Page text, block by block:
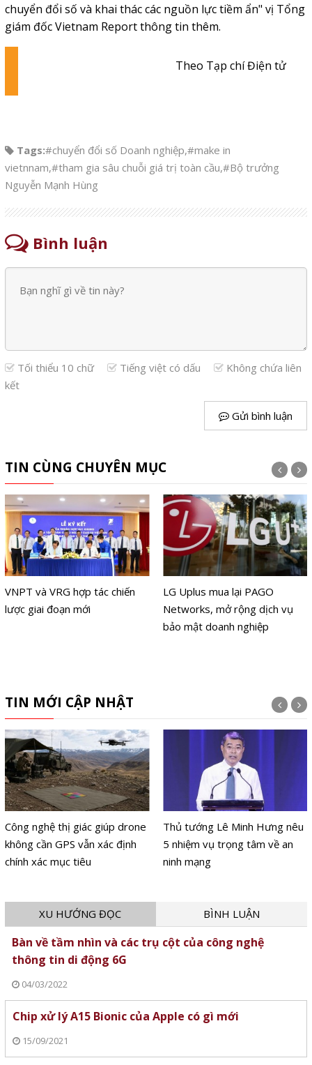
chuyển đổi số và khai thác các nguồn lực tiềm ẩn" vị Tổng
giám đốc Vietnam Report thông tin thêm.
Theo Tạp chí Điện tử
Tags:#chuyển đổi số Doanh nghiệp,#make in
vietnnam,#tham gia sâu chuỗi giá trị toàn cầu,#Bộ trưởng
Nguyễn Mạnh Hùng
Bình luận
Tối thiểu 10 chữ Tiếng việt có dấu
Không chứa liên
kết
Gửi bình luận
TIN CÙNG CHUYÊN MỤC
VNPT và VRG hợp tác chiến
lược giai đoạn mới
LG Uplus mua lại PAGO
Networks, mở rộng dịch vụ
bảo mật doanh nghiệp
TIN MỚI CẬP NHẬT
Công nghệ thị giác giúp drone
không cần GPS vẫn xác định
chính xác mục tiêu
Thủ tướng Lê Minh Hưng nêu
5 nhiệm vụ trọng tâm về an
ninh mạng
XU HƯỚNG ĐỌC BÌNH LUẬN
Bàn về tầm nhìn và các trụ cột của công nghệ
thông tin di động 6G
04/03/2022
Chip xử lý A15 Bionic của Apple có gì mới
15/09/2021